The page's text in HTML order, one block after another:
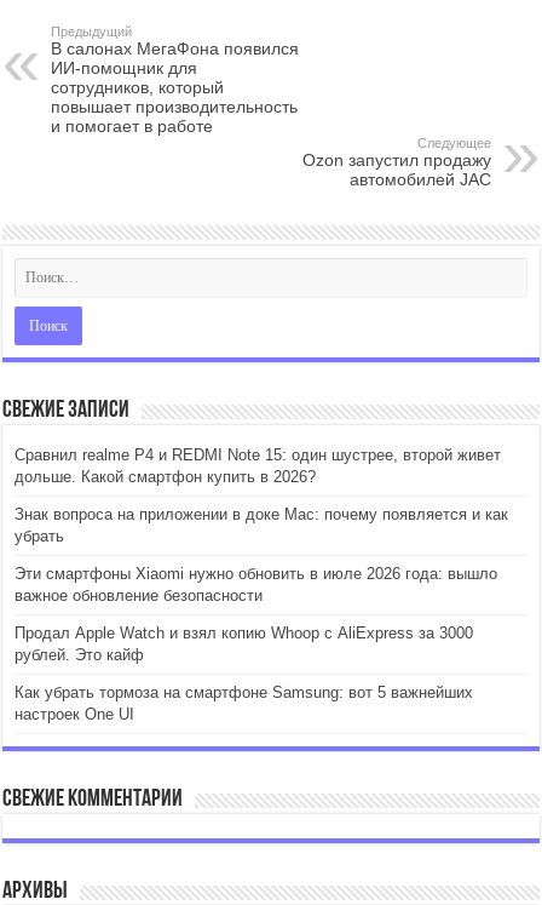
Предыдущий
В салонах МегаФона появился
ИИ-помощник для
сотрудников, который
повышает производительность
и помогает в работе
Следующее
Ozon запустил продажу
автомобилей JAC
Свежие записи
Сравнил realme P4 и REDMI Note 15: один шустрее, второй живет
дольше. Какой смартфон купить в 2026?
Знак вопроса на приложении в доке Mac: почему появляется и как
убрать
Эти смартфоны Xiaomi нужно обновить в июле 2026 года: вышло
важное обновление безопасности
Продал Apple Watch и взял копию Whoop с AliExpress за 3000
рублей. Это кайф
Как убрать тормоза на смартфоне Samsung: вот 5 важнейших
настроек One UI
Свежие комментарии
Архивы